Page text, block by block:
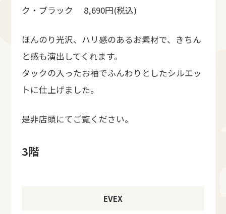
ク・ブラック 8,690円(税込)
ほんのり光沢、ハリ感のあるお素材で、きちん
と感も演出してくれます。
タックの入ったお袖でふんわりとしたシルエッ
トに仕上げました。
是非店頭にてご覧ください。
3階
EVEX